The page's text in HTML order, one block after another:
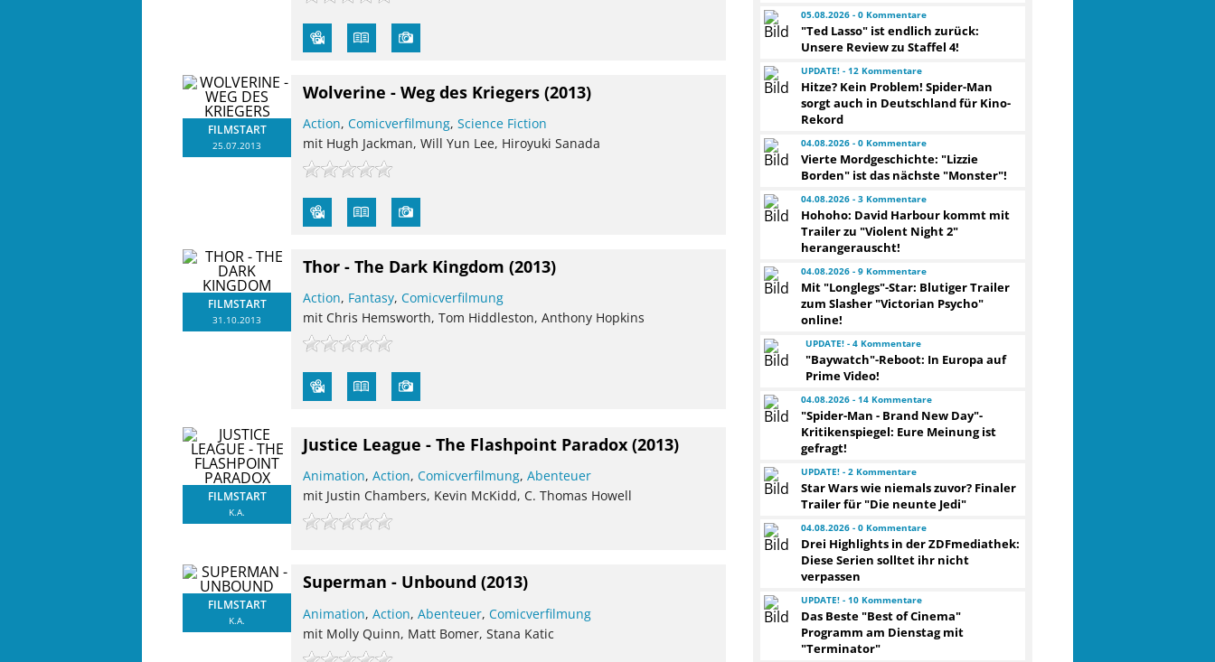
FILMSTART
25.07.2013
Wolverine - Weg des Kriegers (2013)
Action,Comicverfilmung,Science Fiction
mit Hugh Jackman, Will Yun Lee, Hiroyuki Sanada
FILMSTART
31.10.2013
Thor - The Dark Kingdom (2013)
Action, Fantasy,Comicverfilmung
mit Chris Hemsworth, Tom Hiddleston, Anthony Hopkins
FILMSTART
K.A.
Justice League - The Flashpoint Paradox (2013)
Animation,Action,Comicverfilmung,Abenteuer
mit Justin Chambers, Kevin McKidd, C. Thomas Howell
FILMSTART
K.A.
Superman - Unbound (2013)
Animation,Action,Abenteuer,Comicverfilmung
mit Molly Quinn, Matt Bomer, Stana Katic
05.08.2026 - 0 Kommentare
"Ted Lasso" ist endlich zurück:
Unsere Review zu Staffel 4!
UPDATE! - 12 Kommentare
Hitze? Kein Problem! Spider-Man
sorgt auch in Deutschland für Kino-
Rekord
04.08.2026 - 0 Kommentare
Vierte Mordgeschichte: "Lizzie
Borden" ist das nächste "Monster"!
04.08.2026 - 3 Kommentare
Hohoho: David Harbour kommt mit
Trailer zu "Violent Night 2"
herangerauscht!
04.08.2026 - 9 Kommentare
Mit "Longlegs"-Star: Blutiger Trailer
zum Slasher "Victorian Psycho"
online!
UPDATE! - 4 Kommentare
"Baywatch"-Reboot: In Europa auf
Prime Video!
04.08.2026 - 14 Kommentare
"Spider-Man - Brand New Day"-
Kritikenspiegel: Eure Meinung ist
gefragt!
UPDATE! - 2 Kommentare
Star Wars wie niemals zuvor? Finaler
Trailer für "Die neunte Jedi"
04.08.2026 - 0 Kommentare
Drei Highlights in der ZDFmediathek:
Diese Serien solltet ihr nicht
verpassen
UPDATE! - 10 Kommentare
Das Beste "Best of Cinema"
Programm am Dienstag mit
"Terminator"